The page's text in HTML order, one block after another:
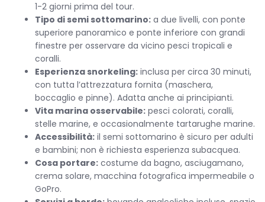
1-2 giorni prima del tour.
Tipo di semi sottomarino: a due livelli, con ponte
superiore panoramico e ponte inferiore con grandi
finestre per osservare da vicino pesci tropicali e
coralli.
Esperienza snorkeling: inclusa per circa 30 minuti,
con tutta l’attrezzatura fornita (maschera,
boccaglio e pinne). Adatta anche ai principianti.
Vita marina osservabile: pesci colorati, coralli,
stelle marine, e occasionalmente tartarughe marine.
Accessibilità: il semi sottomarino è sicuro per adulti
e bambini; non è richiesta esperienza subacquea.
Cosa portare: costume da bagno, asciugamano,
crema solare, macchina fotografica impermeabile o
GoPro.